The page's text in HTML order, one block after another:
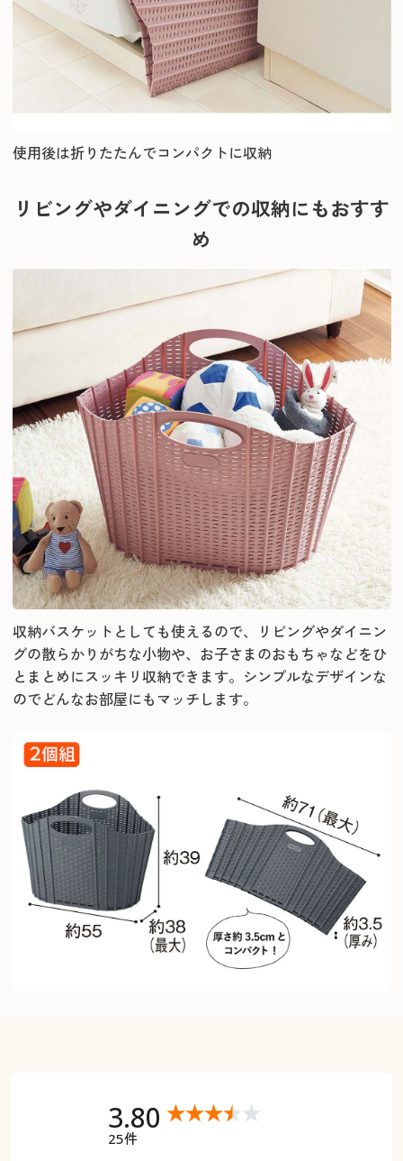
使用後は折りたたんでコンパクトに収納
リビングやダイニングでの収納にもおすす
め
収納バスケットとしても使えるので、リビングやダイニン
グの散らかりがちな小物や、お子さまのおもちゃなどをひ
とまとめにスッキリ収納できます。シンプルなデザインな
のでどんなお部屋にもマッチします。
3.80
25件